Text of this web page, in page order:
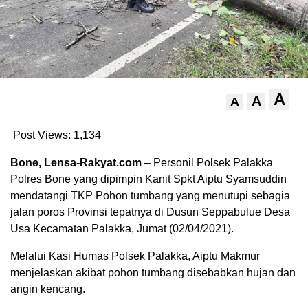
A A A
Post Views: 1,134
Bone, Lensa-Rakyat.com – Personil Polsek Palakka
Polres Bone yang dipimpin Kanit Spkt Aiptu Syamsuddin
mendatangi TKP Pohon tumbang yang menutupi sebagia
jalan poros Provinsi tepatnya di Dusun Seppabulue Desa
Usa Kecamatan Palakka, Jumat (02/04/2021).
Melalui Kasi Humas Polsek Palakka, Aiptu Makmur
menjelaskan akibat pohon tumbang disebabkan hujan dan
angin kencang.